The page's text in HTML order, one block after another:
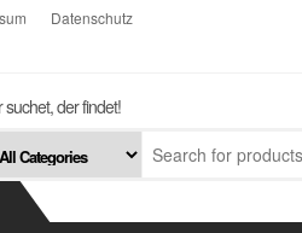
Datenschutz
suchet, der findet!